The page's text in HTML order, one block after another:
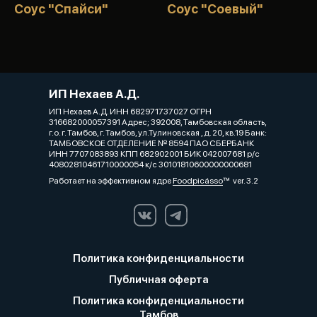
Соус "Спайси" Соус "Соевый"
ИП Нехаев А.Д.
ИП Нехаев А.Д. ИНН 682971737027 ОГРН
316682000057391 Адрес; 392008, Тамбовская область,
г.о. г. Тамбов, г. Тамбов, ул.Тулиновская , д. 20, кв.19 Банк:
ТАМБОВСКОЕ ОТДЕЛЕНИЕ № 8594 ПАО СБЕРБАНК
ИНН 7707083893 КПП 682902001 БИК 042007681 р/с
40802810461710000054 к/с 30101810600000000681
Работает на эффективном ядреFoodpicássover. 3.2
Политика конфиденциальности
Публичная оферта
Политика конфиденциальности